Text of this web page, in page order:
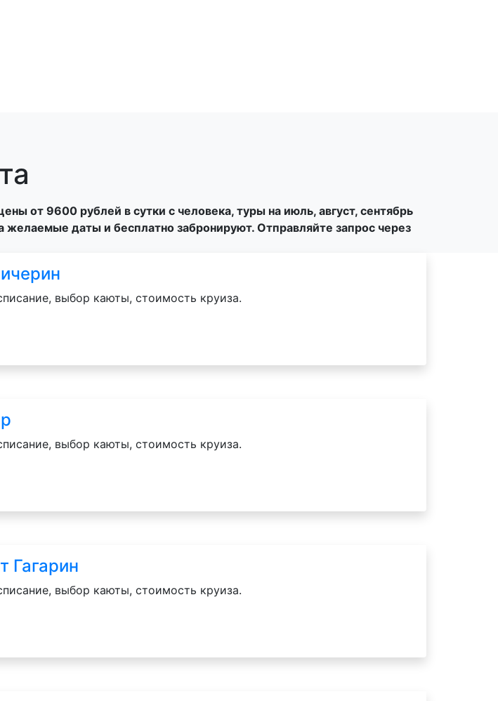
от 9600 рублей в сутки с человека, туры на июль, август, сентябрь
даты и бесплатно забронируют. Отправляйте запрос через
выбор каюты, стоимость круиза.
выбор каюты, стоимость круиза.
Гагарин
выбор каюты, стоимость круиза.